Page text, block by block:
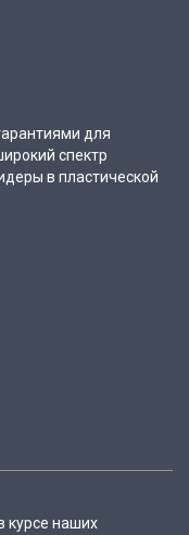
для
спектр
в пластической
курсе наших